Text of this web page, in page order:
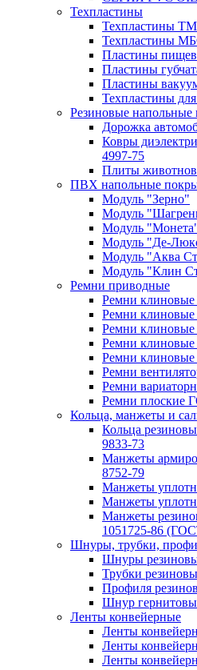
Техпластины
Техпластины
Техпластины
Пластины
Пластины
Пластины
Техпластины
Резиновые напольные
Дорожка
Ковры
4997-75
Плиты
ПВХ напольные
Модуль "Зерно"
Модуль
Модуль
Модуль "Де-
Модуль "Аква
Модуль "Клин
Ремни приводные
Ремни
Ремни
Ремни
Ремни
Ремни
Ремни
Ремни
Ремни плоские
Кольца, манжеты и
Кольца
9833-73
Манжеты
8752-79
Манжеты
Манжеты
Манжеты
1051725-86
Шнуры, трубки,
Шнуры
Трубки
Профиля
Шнур
Ленты конвейерные
Ленты
Ленты
Ленты